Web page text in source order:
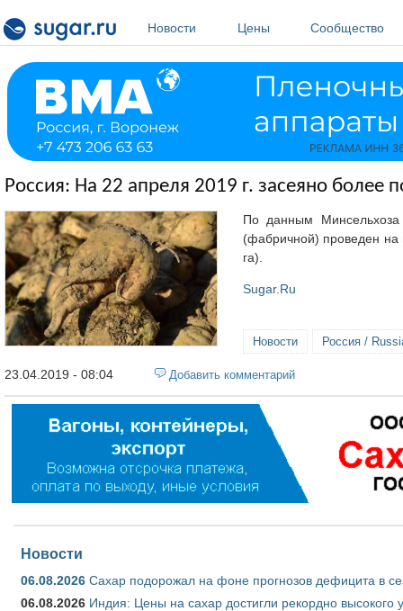
Новости
Цены Сообщество
Россия: На 22 апреля 2019 г. засеяно
По данным
(фабричной) проведен на
га).
Sugar.Ru
Новости Россия /
23.04.2019 - 08:04 Добавить комментарий
Новости
06.08.2026 Сахар подорожал на фоне прогнозов дефицита в
06.08.2026 Индия: Цены на сахар достигли рекордно высокого